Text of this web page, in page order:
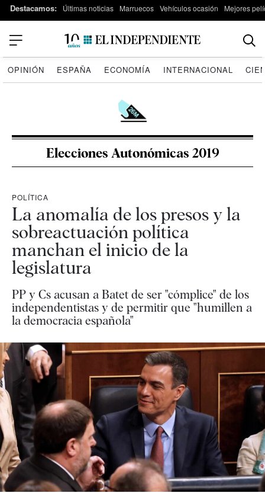
Destacamos: Últimas noticias Marruecos Vehículos ocasión Mejores
OPINIÓN ESPAÑA ECONOMÍA INTERNACIONAL
Elecciones Autonómicas 2019
POLÍTICA
La anomalía de los presos y la
sobreactuación política
manchan el inicio de la
legislatura
PP y Cs acusan a Batet de ser "cómplice" de los
independentistas y de permitir que "humillen a
la democracia española"